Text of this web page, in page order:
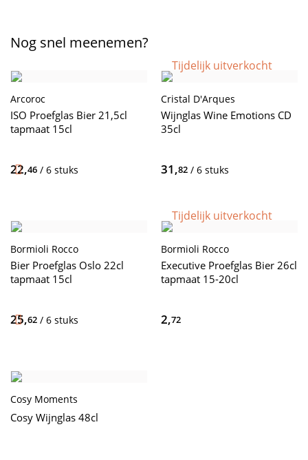
Nog snel meenemen?
Arcoroc
ISO Proefglas Bier 21,5cl
tapmaat 15cl
22,46 / 6 stuks
Tijdelijk uitverkocht
Cristal D'Arques
Wijnglas Wine Emotions CD
35cl
31,82 / 6 stuks
Bormioli Rocco
Bier Proefglas Oslo 22cl
tapmaat 15cl
25,62 / 6 stuks
Tijdelijk uitverkocht
Bormioli Rocco
Executive Proefglas Bier 26cl
tapmaat 15-20cl
2,72
Cosy Moments
Cosy Wijnglas 48cl